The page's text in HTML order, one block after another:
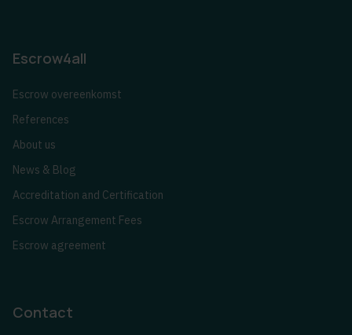
Escrow4all
Escrow overeenkomst
References
About us
News & Blog
Accreditation and Certification
Escrow Arrangement Fees
Escrow agreement
Contact